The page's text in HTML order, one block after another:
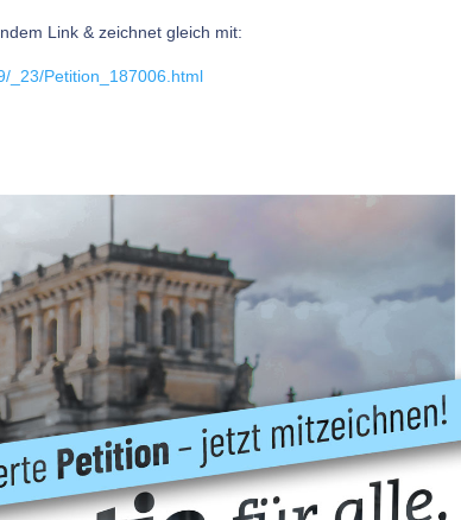
Link & zeichnet gleich mit:
_23/Petition_187006.html